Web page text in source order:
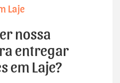
Laje
nossa
entregar
em Laje?